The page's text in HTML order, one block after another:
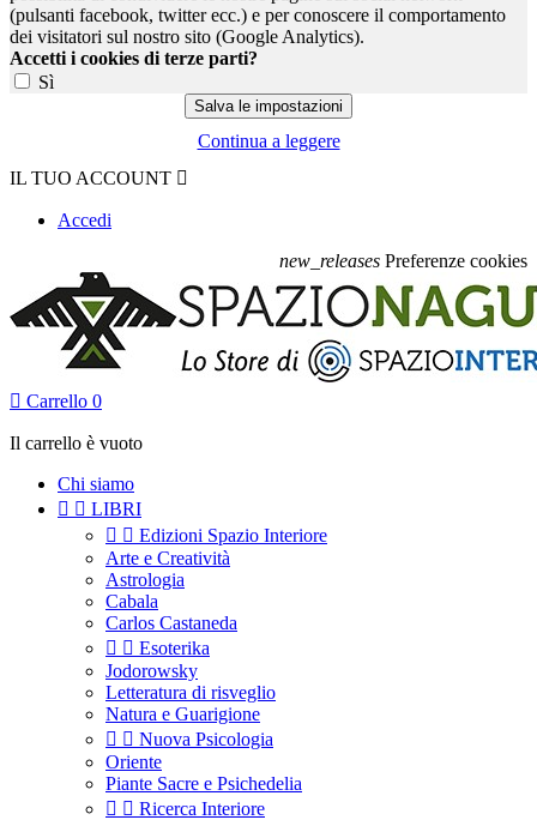
(pulsanti facebook, twitter ecc.) e per conoscere il comportamento
dei visitatori sul nostro sito (Google Analytics).
Accetti i cookies di terze parti?
Sì
Continua a leggere
IL TUO ACCOUNT 
Accedi
new_releases Preferenze cookies
 Carrello 0
Il carrello è vuoto
Chi siamo
  LIBRI
  Edizioni Spazio Interiore
Arte e Creatività
Astrologia
Cabala
Carlos Castaneda
  Esoterika
Jodorowsky
Letteratura di risveglio
Natura e Guarigione
  Nuova Psicologia
Oriente
Piante Sacre e Psichedelia
  Ricerca Interiore